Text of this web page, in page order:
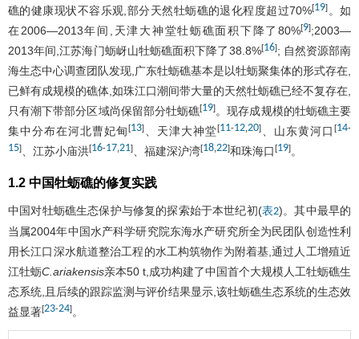
礁的健康现状不容乐观,部分天然牡蛎礁的退化程度超过70%[19] 。如
在2006—2013年间,天津大神堂牡蛎礁面积下降了80%[9];2003—
2013年间,江苏海门蛎岈山牡蛎礁面积下降了38.8%[16]; 自然资源部南
海生态中心调查团队发现,广东牡蛎礁基本是以牡蛎聚集体的形式存在,
已鲜有成规模的礁体,如珠江口潮间带大量的天然牡蛎礁已经不复存在,
只有潮下带部分区域尚保留部分牡蛎礁[19]。现存成规模的牡蛎礁主要
集中分布在河北曹妃甸[13] 、天津大神堂[11-12 20] 、山东黄河口 [14-
15] 、江苏小庙洪[16-17 21] 、福建深沪湾[18 22]和珠海口[19]。
1.2 中国牡蛎礁的修复实践
中国对牡蛎礁生态保护与修复的探索始于本世纪初(表2)。其中最早的
当属2004年中国水产科学研究院东海水产研究所全为民团队创造性利
用长江口深水航道整治工程的水工构筑物作为附着基,通过人工增殖近
江牡蛎C.ariakensis亲本50 t,成功构建了中国首个大规模人工牡蛎礁生
态系统,且后续的跟踪监测与评价结果显示,该牡蛎礁生态系统的生态效
益显著[23-24]。